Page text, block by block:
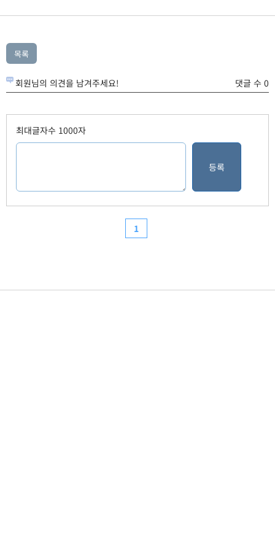
회원님의 의견을 남겨주세요! 댓글 수 0
최대글자수 1000자
1